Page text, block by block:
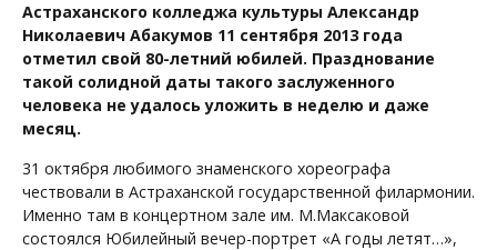
Астраханского колледжа культуры Александр
Николаевич Абакумов 11 сентября 2013 года
отметил свой 80-летний юбилей. Празднование
такой солидной даты такого заслуженного
человека не удалось уложить в неделю и даже
месяц.
31 октября любимого знаменского хореографа
чествовали в Астраханской государственной филармонии.
Именно там в концертном зале им. М.Максаковой
состоялся Юбилейный вечер-портрет «А годы летят…»,